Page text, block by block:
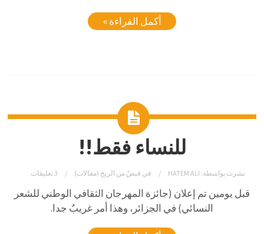
أكمل القراءة »
للنساء فقط!!
نشرت بواسطة: HATEM ALI في قبضٌ من الريح (مقالات) 3 تعليقات
قبل يومين تم إعلان (جائزة المهرجان الثقافي الوطني للشعر
النسائي) في الجزائر، وهذا أمر غريبٌ جدا.